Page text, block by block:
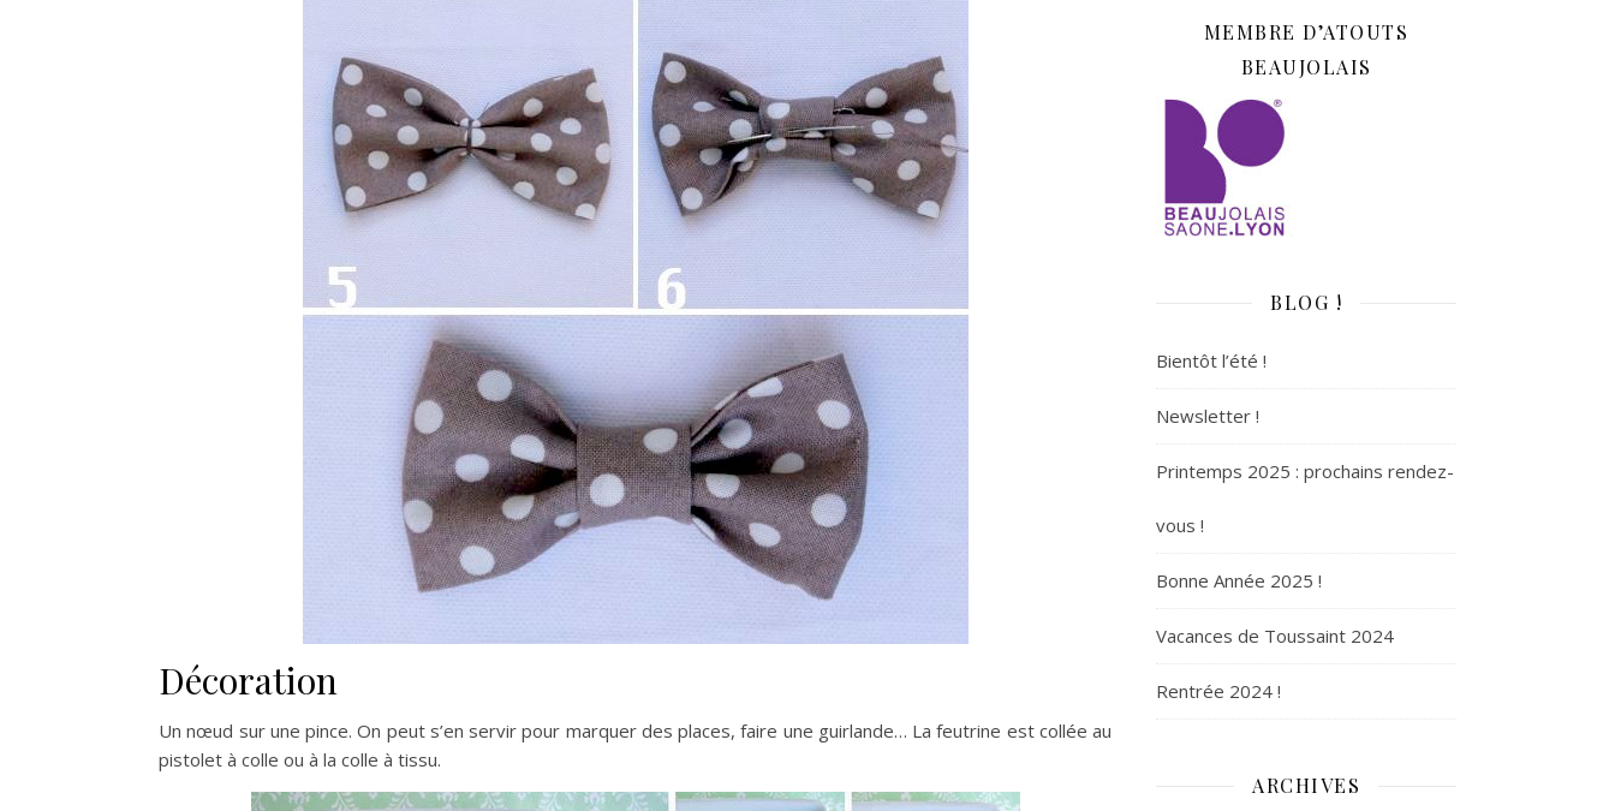
Décoration
Un nœud sur une pince. On peut s’en servir pour marquer des places, faire une guirlande… La feutrine est collée au
pistolet à colle ou à la colle à tissu.
MEMBRE D’ATOUTS
BEAUJOLAIS
BLOG !
Bientôt l’été !
Newsletter !
Printemps 2025 : prochains rendez-
vous !
Bonne Année 2025 !
Vacances de Toussaint 2024
Rentrée 2024 !
ARCHIVES